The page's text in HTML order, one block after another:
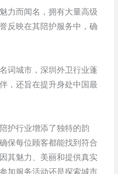
力而闻名，拥有大量高级
反映在其陪护服务中，确
词城市，深圳外卫行业蓬
，还旨在提升身处中国最
护行业增添了独特的韵
保每位顾客都能找到符合
其魅力、美丽和提供真实
加服务活动还是探索城市